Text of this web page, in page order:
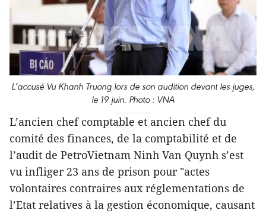
L’accusé Vu Khanh Truong lors de son audition devant les juges,
le 19 juin. Photo : VNA
L’ancien chef comptable et ancien chef du
comité des finances, de la comptabilité et de
l’audit de PetroVietnam Ninh Van Quynh s’est
vu infliger 23 ans de prison pour "actes
volontaires contraires aux réglementations de
l’Etat relatives à la gestion économique, causant